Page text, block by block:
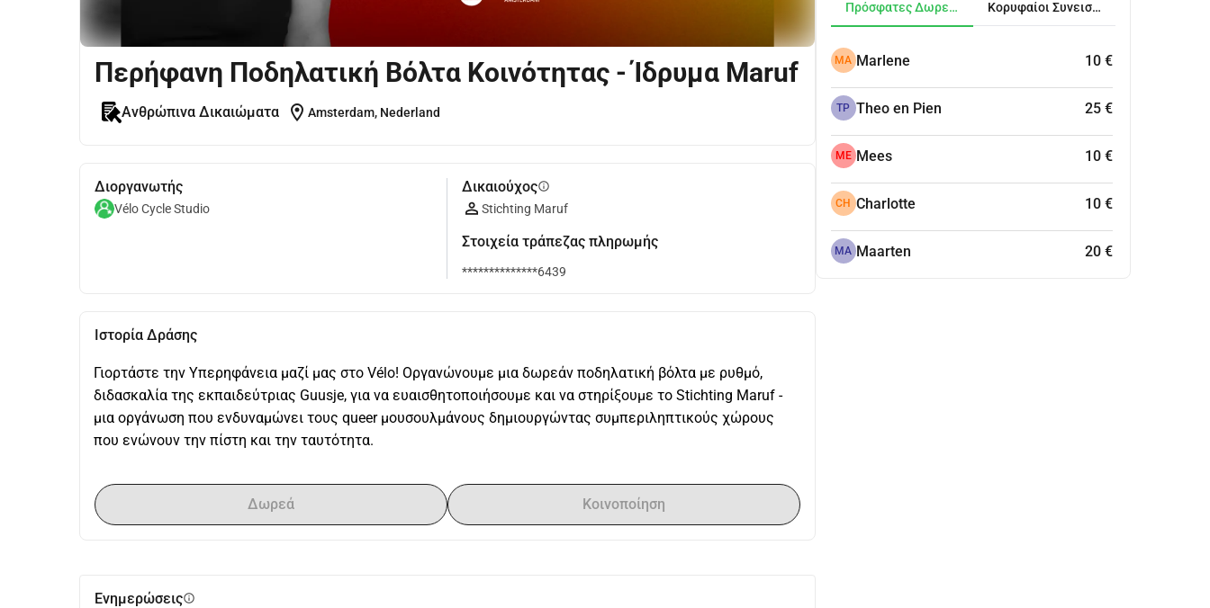
Περήφανη Ποδηλατική Βόλτα Κοινότητας - Ίδρυμα Maruf
Ανθρώπινα Δικαιώματα location_on Amsterdam, Nederland
Διοργανωτής
Vélo Cycle Studio
Δικαιούχοςinfo
Stichting Maruf
Στοιχεία τράπεζας πληρωμής
**************6439
Ιστορία Δράσης
Γιορτάστε την Υπερηφάνεια μαζί μας στο Vélo! Οργανώνουμε μια δωρεάν ποδηλατική βόλτα με ρυθμό,
διδασκαλία της εκπαιδεύτριας Guusje, για να ευαισθητοποιήσουμε και να στηρίξουμε το Stichting Maruf -
μια οργάνωση που ενδυναμώνει τους queer μουσουλμάνους δημιουργώντας συμπεριληπτικούς χώρους
που ενώνουν την πίστη και την ταυτότητα.
Δωρεά Κοινοποίηση
Ενημερώσειςinfo
Πρόσφατες Δωρεές Κορυφαίοι Συνεισφέροντες
MA Marlene 10 €
TP Theo en Pien 25 €
ME Mees 10 €
CH Charlotte 10 €
MA Maarten 20 €